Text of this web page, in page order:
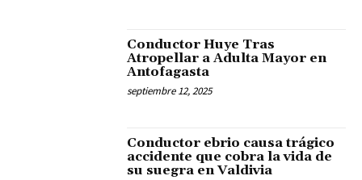
Conductor Huye Tras
Atropellar a Adulta Mayor en
Antofagasta
septiembre 12, 2025
Conductor ebrio causa trágico
accidente que cobra la vida de
su suegra en Valdivia